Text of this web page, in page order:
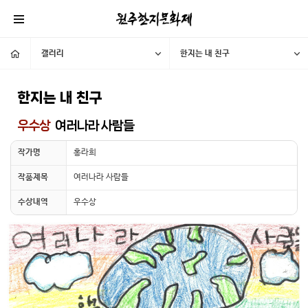
갤러리 한지는 내 친구
한지는 내 친구
우수상여러나라 사람들
작가명 홍라희
작품제목 여러나라 사람들
수상내역 우수상